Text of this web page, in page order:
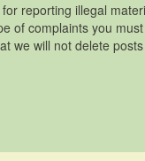
reporting illegal
of complaints you
we will not delete